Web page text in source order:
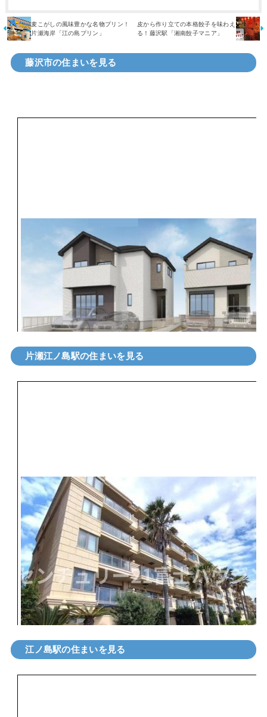
麦こがしの風味豊かな名物プリン！
片瀬海岸「江の島プリン」
皮から作り立ての本格餃子を味わえ
る！藤沢駅「湘南餃子マニア」
藤沢市の住まいを見る
片瀬江ノ島駅の住まいを見る
江ノ島駅の住まいを見る